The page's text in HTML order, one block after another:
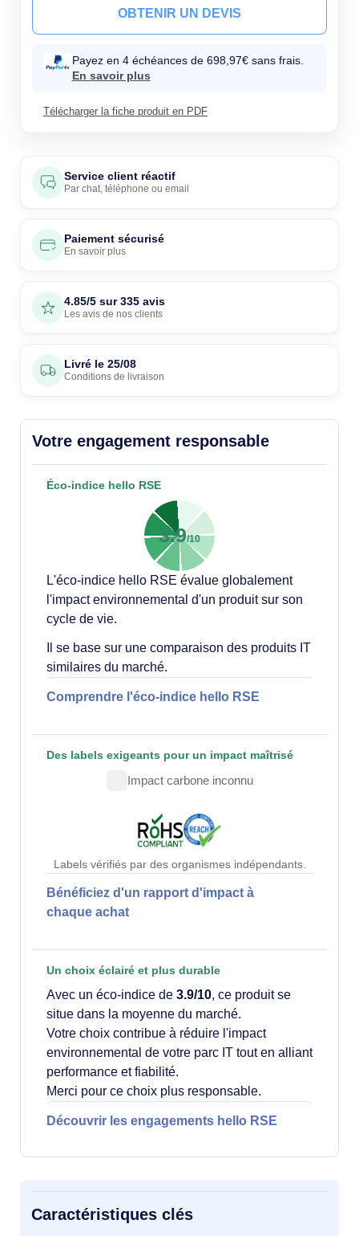
OBTENIR UN DEVIS
Payez en 4 échéances de 698,97€ sans frais.
En savoir plus
Télécharger la fiche produit en PDF
Service client réactif
Par chat, téléphone ou email
Paiement sécurisé
En savoir plus
4.85/5 sur 335 avis
Les avis de nos clients
Livré le 25/08
Conditions de livraison
Votre engagement responsable
Éco-indice hello RSE
3.9/10
L'éco-indice hello RSE évalue globalement
l'impact environnemental d'un produit sur son
cycle de vie.
Il se base sur une comparaison des produits IT
similaires du marché.
Comprendre l'éco-indice hello RSE
Des labels exigeants pour un impact maîtrisé
Impact carbone inconnu
Labels vérifiés par des organismes indépendants.
Bénéficiez d'un rapport d'impact à
chaque achat
Un choix éclairé et plus durable
Avec un éco-indice de 3.9/10, ce produit se
situe dans la moyenne du marché.
Votre choix contribue à réduire l'impact
environnemental de votre parc IT tout en alliant
performance et fiabilité.
Merci pour ce choix plus responsable.
Découvrir les engagements hello RSE
Caractéristiques clés